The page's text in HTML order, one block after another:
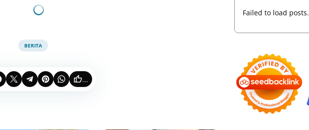
BERITA
...
Failed to load posts.